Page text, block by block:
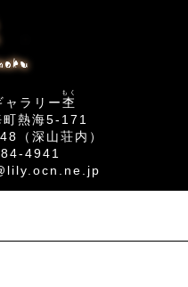
ラリー杢
もく
町熱海5-171
（深山荘内）
4941